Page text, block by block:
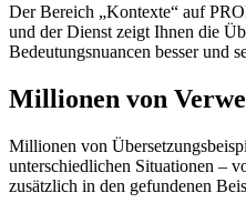
Der Bereich „Kontexte“ auf
und der Dienst zeigt Ihnen die
Bedeutungsnuancen besser und
Millionen von
Millionen von
unterschiedlichen Situationen –
zusätzlich in den gefundenen